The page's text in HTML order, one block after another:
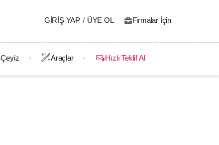
GIRIŞ YAP / ÜYE OL Firmalar İçin
Çeyiz Araçlar Hızlı Teklif Al